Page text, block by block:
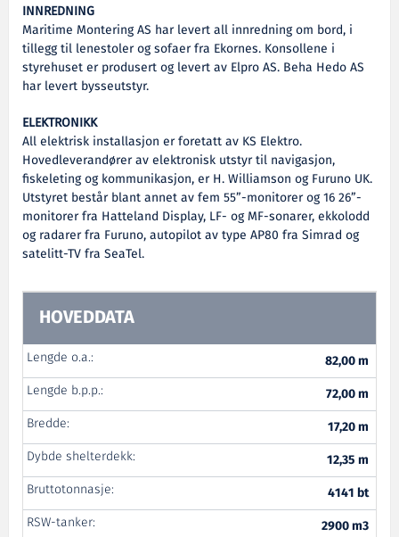
INNREDNING
Maritime Montering AS har levert all innredning om bord, i
tillegg til lenestoler og sofaer fra Ekornes. Konsollene i
styrehuset er produsert og levert av Elpro AS. Beha Hedo AS
har levert bysseutstyr.
ELEKTRONIKK
All elektrisk installasjon er foretatt av KS Elektro.
Hovedleverandører av elektronisk utstyr til navigasjon,
fiskeleting og kommunikasjon, er H. Williamson og Furuno UK.
Utstyret består blant annet av fem 55”-monitorer og 16 26”-
monitorer fra Hatteland Display, LF- og MF-sonarer, ekkolodd
og radarer fra Furuno, autopilot av type AP80 fra Simrad og
satelitt-TV fra SeaTel.
HOVEDDATA
Lengde o.a.:
82,00 m
Lengde b.p.p.:
72,00 m
Bredde:
17,20 m
Dybde shelterdekk:
12,35 m
Bruttotonnasje:
4141 bt
RSW-tanker:
2900 m3